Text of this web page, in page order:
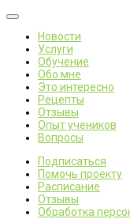
Новости
Услуги
Обучение
Обо мне
Это интересно
Рецепты
Отзывы
Опыт учеников
Вопросы
Подписаться
Помочь проекту
Расписание
Отзывы
Обработка